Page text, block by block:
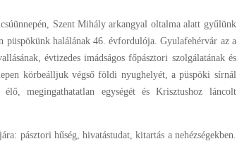
Szent Mihály arkangyal oltalma alatt gyűlünk
püspökünk halálának 46. évfordulója. Gyulafehérvár az a
évtizedes imádságos főpásztori szolgálatának és
körbeálljuk végső földi nyughelyét, a püspöki sírnál
megingathatatlan egységét és Krisztushoz láncolt
pásztori hűség, hivatástudat, kitartás a nehézségekben.